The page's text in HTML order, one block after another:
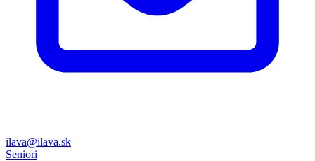
ilava@ilava.sk
Seniori